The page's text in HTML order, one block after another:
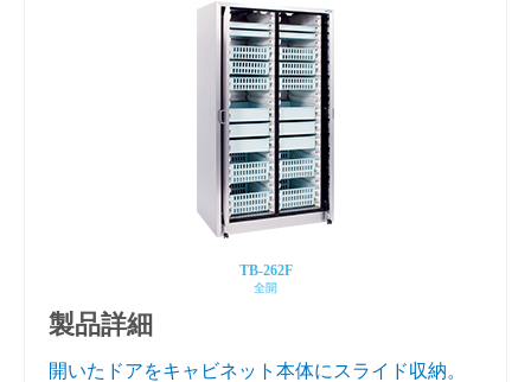
TB-262F
全開
製品詳細
開いたドアをキャビネット本体にスライド収納。